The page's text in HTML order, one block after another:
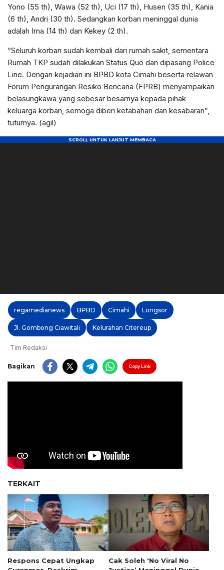
Yono (55 th), Wawa (52 th), Uci (17 th), Husen (35 th), Kania
(6 th), Andri (30 th). Sedangkan korban meninggal dunia
adalah Irna (14 th) dan Kekey (2 th).
“Seluruh korban sudah kembali dari rumah sakit, sementara
Rumah TKP sudah dilakukan Status Quo dan dipasang Police
Line. Dengan kejadian ini BPBD kota Cimahi beserta relawan
Forum Pengurangan Resiko Bencana (FPRB) menyampaikan
belasungkawa yang sebesar besarnya kepada pihak
keluarga korban, semoga diberi ketabahan dan kesabaran”,
tuturnya. (agil)
regamedianews BPBD Cimahi Longsor
Jl. Gombong Ciawitali Kelurahan Citereup
Tim Redaksi
Bagikan Copy Link
TERKAIT
Respons Cepat Ungkap
Cak Soleh ‘No Viral No